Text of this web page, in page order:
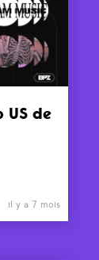
US de
il y a 7 mois